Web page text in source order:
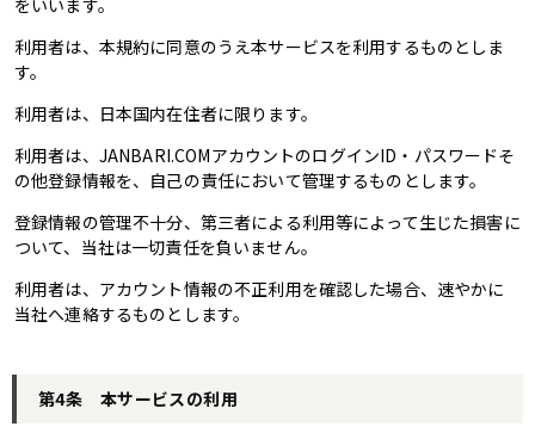
をいいます。
利用者は、本規約に同意のうえ本サービスを利用するものとしま
す。
利用者は、日本国内在住者に限ります。
利用者は、JANBARI.COMアカウントのログインID・パスワードそ
の他登録情報を、自己の責任において管理するものとします。
登録情報の管理不十分、第三者による利用等によって生じた損害に
ついて、当社は一切責任を負いません。
利用者は、アカウント情報の不正利用を確認した場合、速やかに
当社へ連絡するものとします。
第4条 本サービスの利用